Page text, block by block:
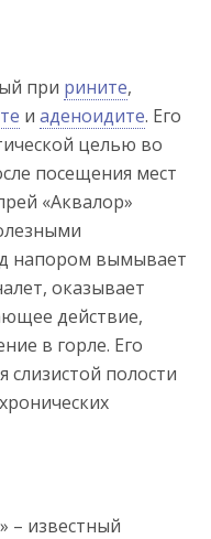
при рините,
и аденоидите. Его
целью во
посещения мест
«Аквалор»
напором вымывает
оказывает
действие,
в горле. Его
полости
– известный